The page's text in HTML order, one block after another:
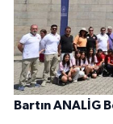
Bartın ANALİG